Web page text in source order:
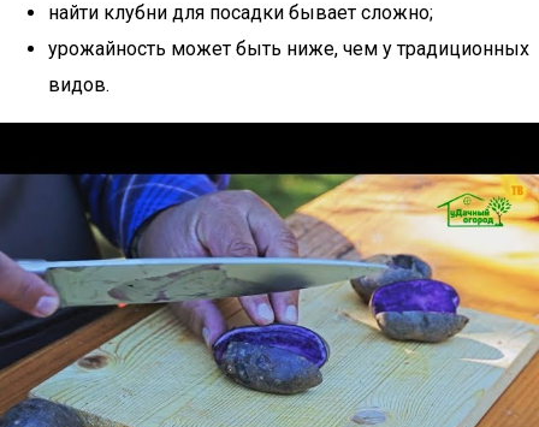
найти клубни для посадки бывает сложно;
урожайность может быть ниже, чем у традиционных
видов.